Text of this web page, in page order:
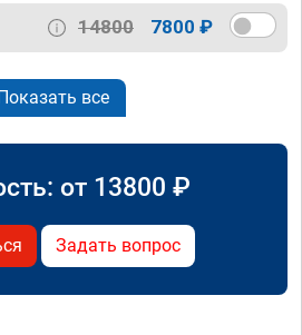
14800 7800 ₽
все
от 13800 ₽
Задать вопрос